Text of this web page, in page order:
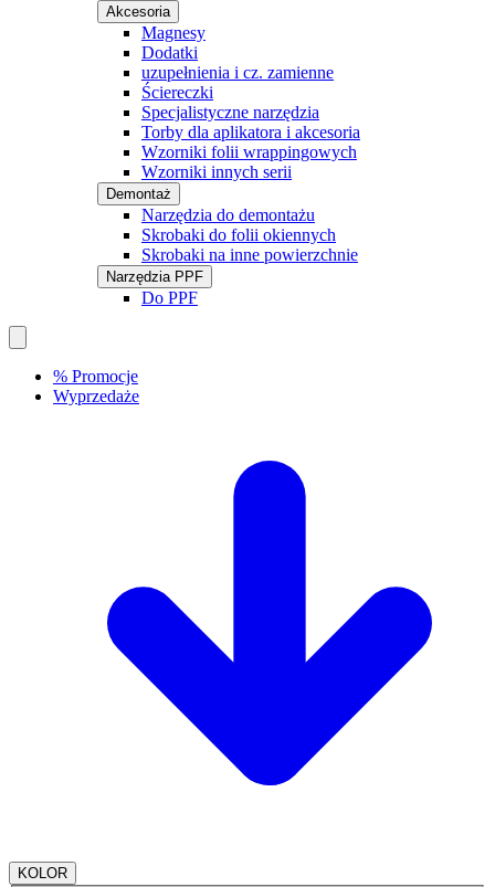
Akcesoria
Magnesy
Dodatki
uzupełnienia i cz. zamienne
Ściereczki
Specjalistyczne narzędzia
Torby dla aplikatora i akcesoria
Wzorniki folii wrappingowych
Wzorniki innych serii
Demontaż
Narzędzia do demontażu
Skrobaki do folii okiennych
Skrobaki na inne powierzchnie
Narzędzia PPF
Do PPF
% Promocje
Wyprzedaże
KOLOR